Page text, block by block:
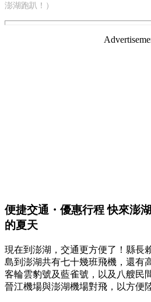
澎湖跑趴！）
便捷交通・優惠行程 快來澎
的夏天
現在到澎湖，交通更方便了！縣長
島到澎湖共有七十幾班飛機，還有
客輪雲豹號及藍雀號，以及八艘民
晉江機場與澎湖機場對飛，以方便